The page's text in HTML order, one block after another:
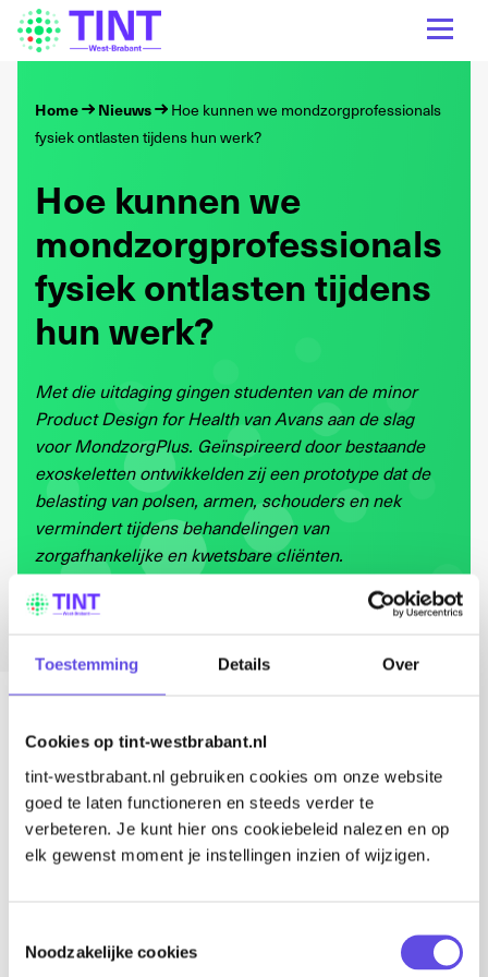
Toestemming Details Over
Cookies op tint-westbrabant.nl
tint-westbrabant.nl gebruiken cookies om onze website
goed te laten functioneren en steeds verder te
verbeteren. Je kunt hier ons cookiebeleid nalezen en op
elk gewenst moment je instellingen inzien of wijzigen.
Noodzakelijke cookies
Home Nieuws
Hoe kunnen we mondzorgprofessionals
fysiek ontlasten tijdens hun werk?
Hoe kunnen we
mondzorgprofessionals
fysiek ontlasten tijdens
hun werk?
Met die uitdaging gingen studenten van de minor
Product Design for Health van Avans aan de slag
voor MondzorgPlus. Geïnspireerd door bestaande
exoskeletten ontwikkelden zij een prototype dat de
belasting van polsen, armen, schouders en nek
vermindert tijdens behandelingen van
zorgafhankelijke en kwetsbare cliënten.
TINT 6 juli 2026
Een belangrijk uitgangspunt: het product moet veilig,
hygiënisch en makkelijk mee te nemen zijn. Maar
minstens zo belangrijk is dat het vertrouwd en prettig
Tijdens de Sprint Week gingen de studenten in gesprek